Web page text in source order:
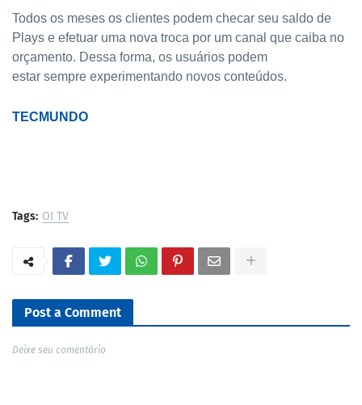
Todos os meses os clientes podem checar seu saldo de
Plays e efetuar uma nova troca por um canal que caiba no
orçamento. Dessa forma, os usuários podem
estar sempre experimentando novos conteúdos.
TECMUNDO
Tags: OI TV
Post a Comment
Deixe seu comentário